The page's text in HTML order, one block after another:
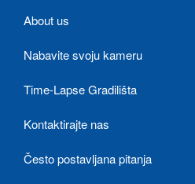
About us
Nabavite svoju kameru
Time-Lapse Gradilišta
Kontaktirajte nas
Često postavljana pitanja